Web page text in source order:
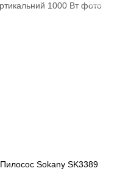
Пилосос Sokany SK3389